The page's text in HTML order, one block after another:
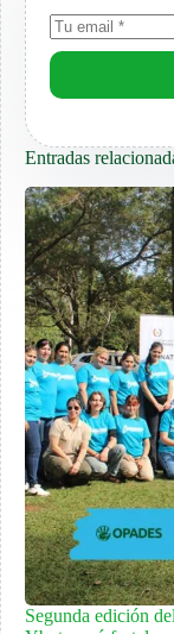
Entradas
Segunda edición